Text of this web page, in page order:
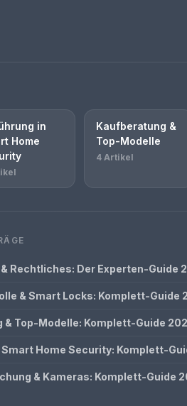
in
Home
Kaufberatung &
Top-Modelle
4 Artikel
Rechtliches: Der Experten-Guide
& Smart Locks: Komplett-Guide
& Top-Modelle: Komplett-Guide
Home Security: Komplett-
& Kameras: Komplett-Guide